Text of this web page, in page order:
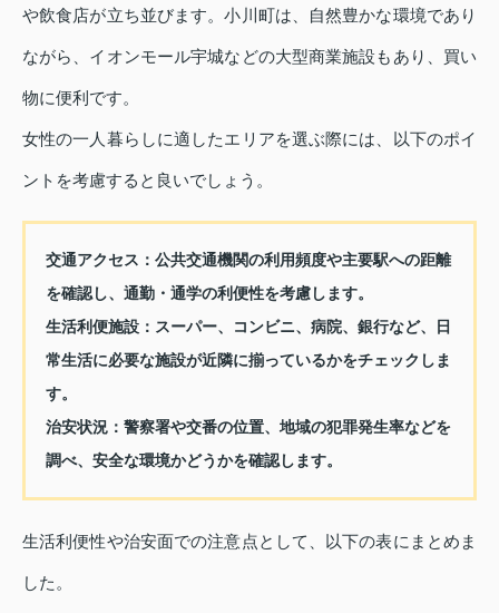
や飲食店が立ち並びます。小川町は、自然豊かな環境であり
ながら、イオンモール宇城などの大型商業施設もあり、買い
物に便利です。
女性の一人暮らしに適したエリアを選ぶ際には、以下のポイ
ントを考慮すると良いでしょう。
交通アクセス： 公共交通機関の利用頻度や主要駅への距離
を確認し、通勤・通学の利便性を考慮します。
生活利便施設： スーパー、コンビニ、病院、銀行など、日
常生活に必要な施設が近隣に揃っているかをチェックしま
す。
治安状況： 警察署や交番の位置、地域の犯罪発生率などを
調べ、安全な環境かどうかを確認します。
生活利便性や治安面での注意点として、以下の表にまとめま
した。